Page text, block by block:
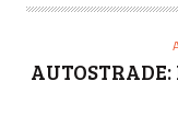
T
R
AUTOSTRADE: